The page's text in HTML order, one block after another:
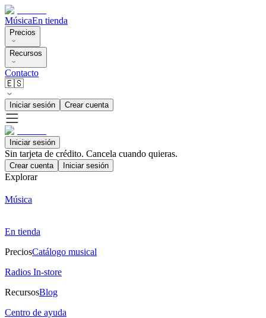
MúsicaEn tienda
Precios
Recursos
Contacto
🇪🇸
Iniciar sesión Crear cuenta
Iniciar sesión
Sin tarjeta de crédito. Cancela cuando quieras.
Crear cuenta Iniciar sesión
Explorar
Música
En tienda
PreciosCatálogo musical
Radios In-store
RecursosBlog
Centro de ayuda